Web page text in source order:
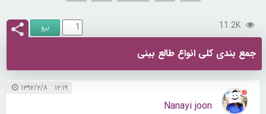
11.2K
جمع بندی کلی انواع طالع بینی
۱۲:۱۹ ۱۳۹۲/۲/۸
Nanayi joon